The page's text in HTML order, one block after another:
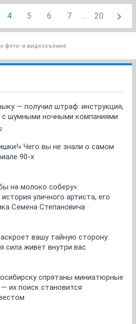
4 5 6 7 ... 20
фото- и видеосъемке
— получил штраф: инструкция,
с шумными ночными компаниями
Чего вы не знали о самом
90-х
на молоко соберу»:
уличного артиста, его
Семена Степановича
вашу тайную сторону:
сила живет внутри вас
спрятаны миниатюрные
их поиск становится